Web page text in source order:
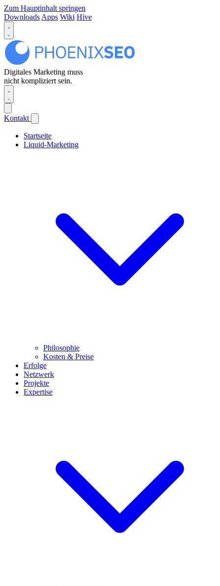
Zum Hauptinhalt springen
Downloads Apps Wiki Hive
Digitales Marketing muss
nicht kompliziert sein.
Kontakt
Startseite
Liquid-Marketing
Philosophie
Kosten & Preise
Erfolge
Netzwerk
Projekte
Expertise